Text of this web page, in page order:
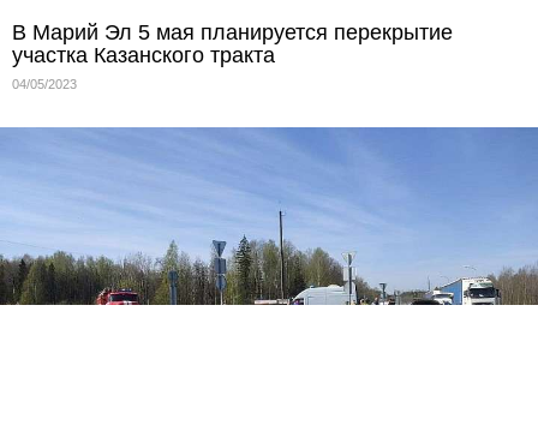
В Марий Эл 5 мая планируется перекрытие
участка Казанского тракта
04/05/2023